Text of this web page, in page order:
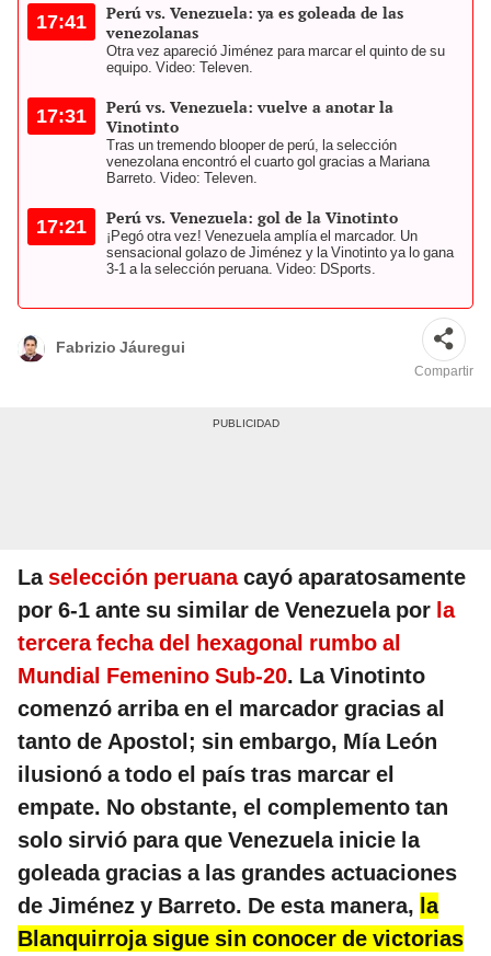
17:41
Perú vs. Venezuela: ya es goleada de las
venezolanas
Otra vez apareció Jiménez para marcar el quinto de su
equipo. Video: Televen.
17:31
Perú vs. Venezuela: vuelve a anotar la
Vinotinto
Tras un tremendo blooper de perú, la selección
venezolana encontró el cuarto gol gracias a Mariana
Barreto. Video: Televen.
17:21 Perú vs. Venezuela: gol de la Vinotinto
¡Pegó otra vez! Venezuela amplía el marcador. Un
sensacional golazo de Jiménez y la Vinotinto ya lo gana
3-1 a la selección peruana. Video: DSports.
Fabrizio Jáuregui
Compartir
Laselección peruanacayó aparatosamente
por 6-1 ante su similar de Venezuela por la
tercera fecha del hexagonal rumbo al
Mundial Femenino Sub-20. La Vinotinto
comenzó arriba en el marcador gracias al
tanto de Apostol; sin embargo, Mía León
ilusionó a todo el país tras marcar el
empate. No obstante, el complemento tan
solo sirvió para que Venezuela inicie la
goleada gracias a las grandes actuaciones
de Jiménez y Barreto. De esta manera, la
Blanquirroja sigue sin conocer de victorias